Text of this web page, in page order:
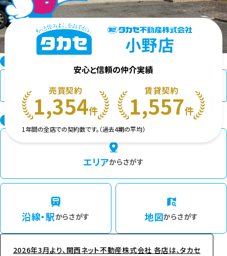
小野店
安心と信頼の仲介実績
売買契約
1,354件
賃貸契約
1,557件
1年間の全店での契約数です。（過去4期の平均）
STEP 1
STEP 2 検索方法を選択
エリアからさがす
沿線・駅からさがす 地図からさがす
2026年3月より、関西ネット不動産株式会社 各店は、タカセ